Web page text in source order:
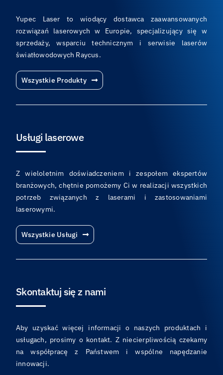
Yupec Laser to wiodący dostawca zaawansowanych
rozwiązań laserowych w Europie, specjalizujący się w
sprzedaży, wsparciu technicznym i serwisie laserów
światłowodowych Raycus.
Wszystkie Produkty
Usługi laserowe
Z wieloletnim doświadczeniem i zespołem ekspertów
branżowych, chętnie pomożemy Ci w realizacji wszystkich
potrzeb związanych z laserami i zastosowaniami
laserowymi.
Wszystkie Usługi
Skontaktuj się z nami
Aby uzyskać więcej informacji o naszych produktach i
usługach, prosimy o kontakt. Z niecierpliwością czekamy
na współpracę z Państwem i wspólne napędzanie
innowacji.